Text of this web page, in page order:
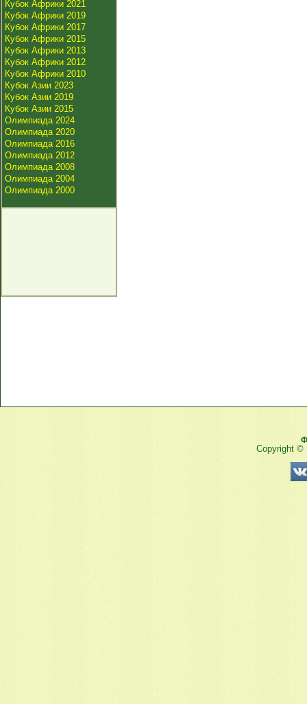
Кубок Африки 2021
Кубок Африки 2019
Кубок Африки 2017
Кубок Африки 2015
Кубок Африки 2013
Кубок Африки 2012
Кубок Африки 2010
Кубок Азии 2023
Кубок Азии 2019
Кубок Азии 2015
Олимпиада 2024
Олимпиада 2020
Олимпиада 2016
Олимпиада 2012
Олимпиада 2008
Олимпиада 2004
Олимпиада 2000
Copyright ©